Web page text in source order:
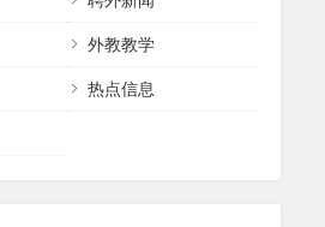
外教教学
热点信息